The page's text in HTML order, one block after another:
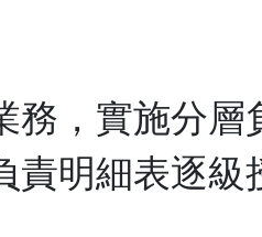
務，實施分層
責明細表逐級